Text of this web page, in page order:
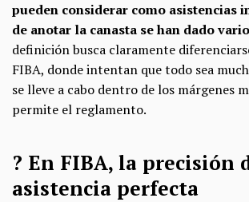
pueden considerar como asistencias
de anotar la canasta se han dado
definición busca claramente
FIBA, donde intentan que todo sea
se lleve a cabo dentro de los márgenes
permite el reglamento.
?​ En FIBA, la precisión
asistencia perfecta